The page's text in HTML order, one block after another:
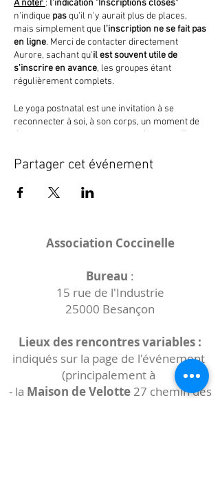
A noter : l'indication "Inscriptions closes"
n'indique pasqu'il n'y aurait plus de places,
mais simplement que l'inscription ne se fait pas
en ligne. Merci de contacter directement
Aurore, sachant qu'il est souvent utile de
s'inscrire en avance, les groupes étant
régulièrement complets.
Le yoga postnatal est une invitation à se
reconnecter à soi, à son corps, un moment de
douceur, en respectant votre rythme et, s'il ou
ici
Partager cet événement
Association Coccinelle
Bureau :
15 rue de l'Industrie
25000 Besançon
Lieux des rencontres variables :
indiqués sur la page de l'événement
(principalement à
- la Maison de Velotte27 chemin des